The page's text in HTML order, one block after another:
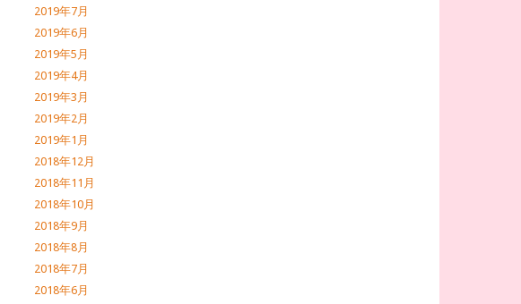
2019年7月
2019年6月
2019年5月
2019年4月
2019年3月
2019年2月
2019年1月
2018年12月
2018年11月
2018年10月
2018年9月
2018年8月
2018年7月
2018年6月